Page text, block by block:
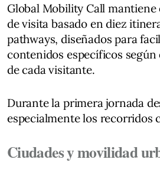
Global Mobility Call mantiene
de visita basado en diez
pathways, diseñados para
contenidos específicos
de cada visitante.
Durante la primera jornada
especialmente los recorridos
Ciudades y movilidad